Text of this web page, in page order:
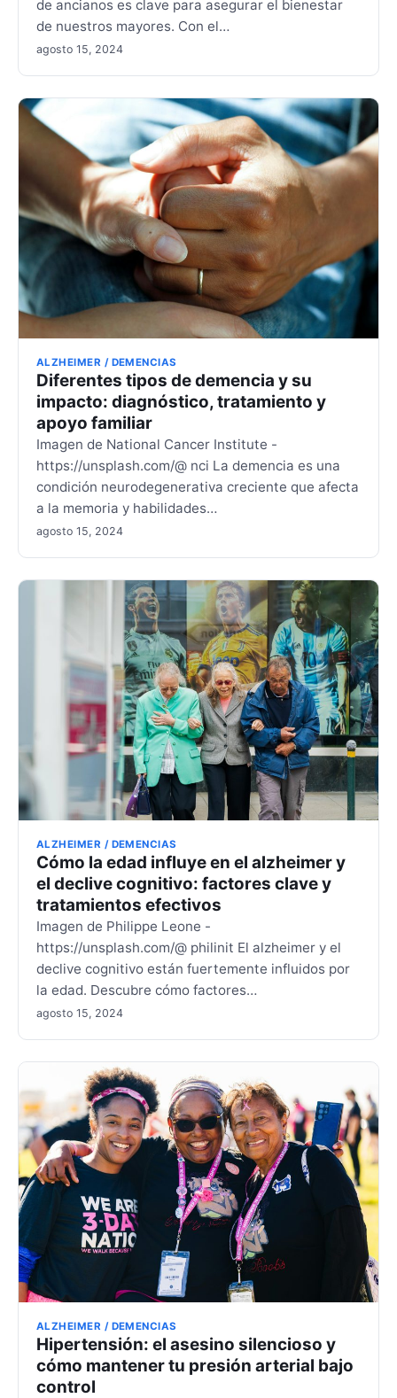
de ancianos es clave para asegurar el bienestar
de nuestros mayores. Con el…
agosto 15, 2024
ALZHEIMER / DEMENCIAS
Diferentes tipos de demencia y su
impacto: diagnóstico, tratamiento y
apoyo familiar
Imagen de National Cancer Institute -
https://unsplash.com/@ nci La demencia es una
condición neurodegenerativa creciente que afecta
a la memoria y habilidades…
agosto 15, 2024
ALZHEIMER / DEMENCIAS
Cómo la edad influye en el alzheimer y
el declive cognitivo: factores clave y
tratamientos efectivos
Imagen de Philippe Leone -
https://unsplash.com/@ philinit El alzheimer y el
declive cognitivo están fuertemente influidos por
la edad. Descubre cómo factores…
agosto 15, 2024
ALZHEIMER / DEMENCIAS
Hipertensión: el asesino silencioso y
cómo mantener tu presión arterial bajo
control